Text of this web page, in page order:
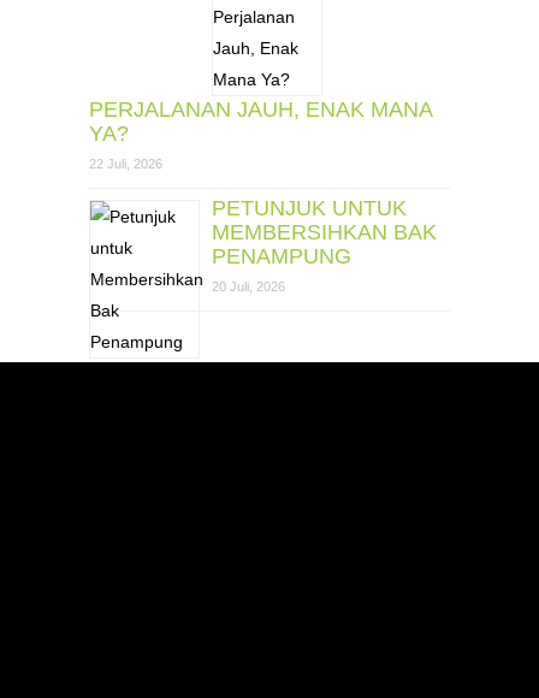
PERJALANAN JAUH, ENAK MANA
YA?
22 Juli, 2026
PETUNJUK UNTUK
MEMBERSIHKAN BAK
PENAMPUNG
20 Juli, 2026